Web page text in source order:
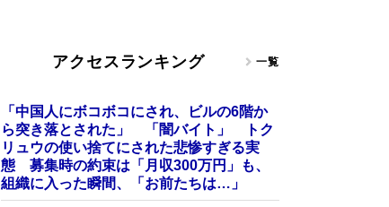
アクセスランキング 一覧
「中国人にボコボコにされ、ビルの6階か
ら突き落とされた」 「闇バイト」 トク
リュウの使い捨てにされた悲惨すぎる実
態 募集時の約束は「月収300万円」も、
組織に入った瞬間、「お前たちは…」